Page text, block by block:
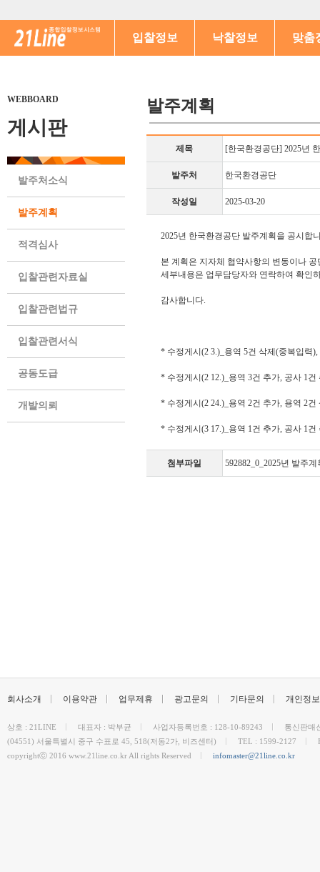
입찰정보 낙찰정보 맞춤
WEBBOARD
게시판
발주처소식
발주계획
적격심사
입찰관련자료실
입찰관련법규
입찰관련서식
공동도급
개발의뢰
발주계획
제목 [한국환경공단] 2025년
발주처 한국환경공단
작성일 2025-03-20
2025년 한국환경공단 발주계획을 공시합
본 계획은 지자체 협약사항의 변동이나
세부내용은 업무담당자와 연락하여 확인
감사합니다.
* 수정게시(2 3.)_용역 5건 삭제(중복입력
* 수정게시(2 12.)_용역 3건 추가, 공사 1건
* 수정게시(2 24.)_용역 2건 추가, 용역 2건
* 수정게시(3 17.)_용역 1건 추가, 공사 1건
첨부파일 592882_0_2025년 발주
회사소개 이용약관 업무제휴 광고문의 기타문의 개인정
상호 : 21LINE 대표자 : 박부균 사업자등록번호 : 128-10-89243
통신판매
(04551) 서울특별시 중구 수표로 45, 518(저동2가, 비즈센터)
TEL : 1599-2127
copyrightⓒ 2016 www.21line.co.kr All rights Reserved
infomaster@21line.co.kr